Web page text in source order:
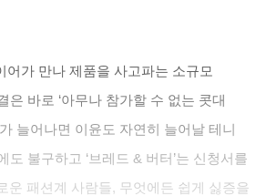
어가 만나 제품을 사고파는 소규모
은 바로 ‘아무나 참가할 수 없는 콧대
늘어나면 이윤도 자연히 늘어날 테니
도 불구하고 ‘브레드 & 버터’는 신청서를
운 패션계 사람들, 무엇에든 쉽게 싫증을